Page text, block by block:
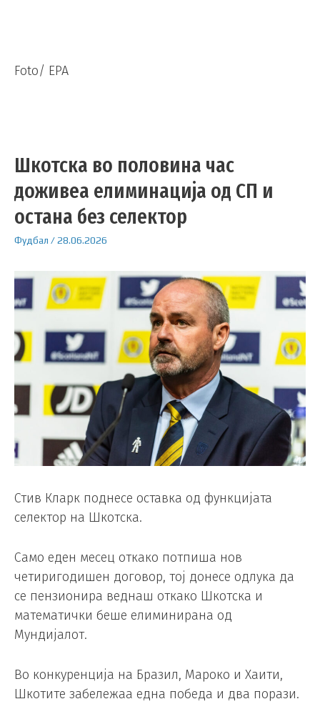
Foto/ EPA
Шкотска во половина час
доживеа елиминација од СП и
остана без селектор
Фудбал /28.06.2026
Стив Кларк поднесе оставка од функцијата
селектор на Шкотска.
Само еден месец откако потпиша нов
четиригодишен договор, тој донесе одлука да
се пензионира веднаш откако Шкотска и
математички беше елиминирана од
Мундијалот.
Во конкуренција на Бразил, Мароко и Хаити,
Шкотите забележаа една победа и два порази.